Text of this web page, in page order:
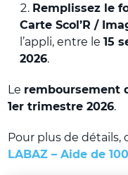
Remplissez le
Carte Scol’R /
l’appli, entre le15
2026.
Le remboursement
1er trimestre 2026.
Pour plus de détails,
LABAZ – Aide de